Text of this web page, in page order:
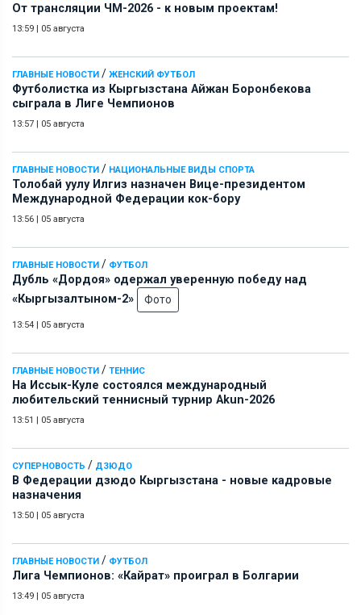
От трансляции ЧМ-2026 - к новым проектам!
13:59 | 05 августа
ГЛАВНЫЕ НОВОСТИ / ЖЕНСКИЙ ФУТБОЛ
Футболистка из Кыргызстана Айжан Боронбекова
сыграла в Лиге Чемпионов
13:57 | 05 августа
ГЛАВНЫЕ НОВОСТИ / НАЦИОНАЛЬНЫЕ ВИДЫ СПОРТА
Толобай уулу Илгиз назначен Вице-президентом
Международной Федерации кок-бору
13:56 | 05 августа
ГЛАВНЫЕ НОВОСТИ / ФУТБОЛ
Дубль «Дордоя» одержал уверенную победу над
«Кыргызалтыном-2»
Фото
13:54 | 05 августа
ГЛАВНЫЕ НОВОСТИ / ТЕННИС
На Иссык-Куле состоялся международный
любительский теннисный турнир Akun-2026
13:51 | 05 августа
СУПЕРНОВОСТЬ / ДЗЮДО
В Федерации дзюдо Кыргызстана - новые кадровые
назначения
13:50 | 05 августа
ГЛАВНЫЕ НОВОСТИ / ФУТБОЛ
Лига Чемпионов: «Кайрат» проиграл в Болгарии
13:49 | 05 августа